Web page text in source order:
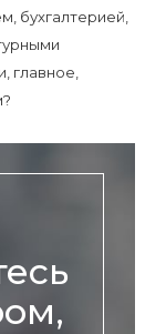
бухгалтерией,
главное,